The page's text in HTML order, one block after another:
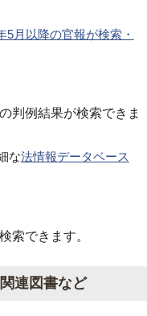
5月以降の官報が検索・
判例結果が検索できま
な法情報データベース
索できます。
連図書など